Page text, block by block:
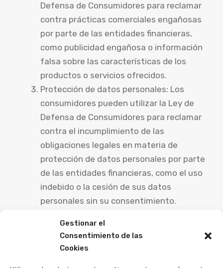
Gestionar el
Consentimiento de las
Cookies
Defensa de Consumidores para reclamar
contra prácticas comerciales engañosas
por parte de las entidades financieras,
como publicidad engañosa o información
falsa sobre las características de los
productos o servicios ofrecidos.
Protección de datos personales: Los
consumidores pueden utilizar la Ley de
Defensa de Consumidores para reclamar
contra el incumplimiento de las
obligaciones legales en materia de
protección de datos personales por parte
de las entidades financieras, como el uso
indebido o la cesión de sus datos
personales sin su consentimiento.
contractuales: Los consumidores pueden
utilizar la Ley de Defensa de